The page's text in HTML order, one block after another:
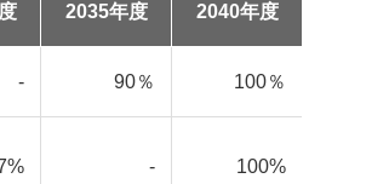
2035年度 2040年度
- 90％ 100％
- 100%